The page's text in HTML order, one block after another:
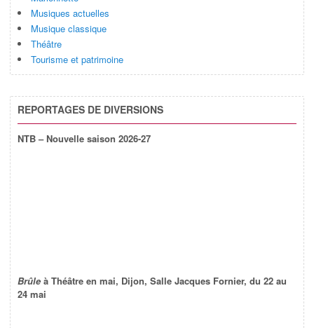
Musiques actuelles
Musique classique
Théâtre
Tourisme et patrimoine
REPORTAGES DE DIVERSIONS
NTB – Nouvelle saison 2026-27
Brûle à Théâtre en mai, Dijon, Salle Jacques Fornier, du 22 au
24 mai